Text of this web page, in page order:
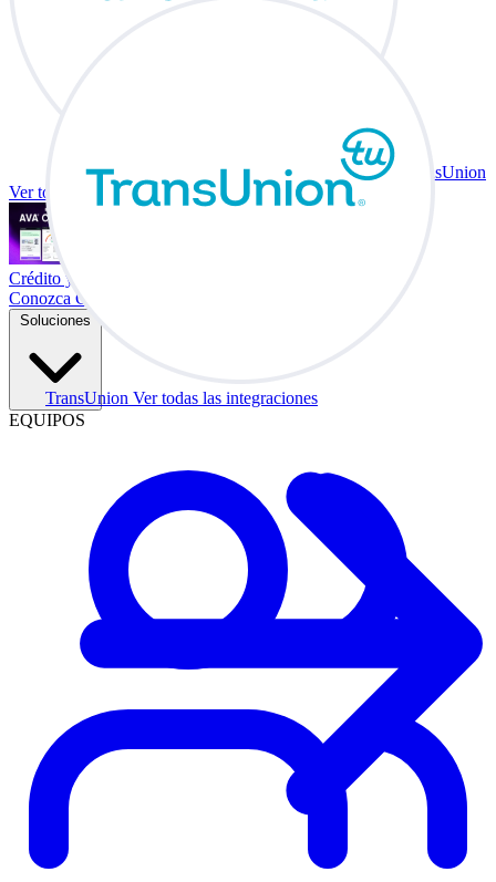
TransUnion Ver todas las integraciones
TransUnion
Ver todas las integraciones
Crédito y vehículo a cambio en su escritorio.
Conozca Co-Driver
Soluciones
EQUIPOS